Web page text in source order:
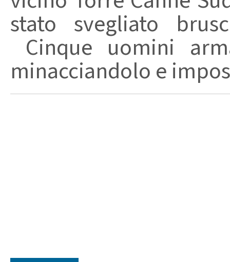
stato svegliato
Cinque uomini
minacciandolo e